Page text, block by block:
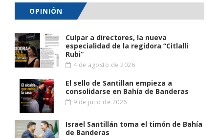
OPINIÓN
Culpar a directores, la nueva
especialidad de la regidora “Citlalli
Rubi”
4 de agosto de 2026
El sello de Santillan empieza a
consolidarse en Bahía de Banderas
9 de julio de 2026
Israel Santillán toma el timón de Bahía
de Banderas